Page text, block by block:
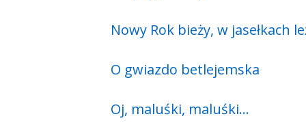
Nowy Rok bieży, w jasełkach
O gwiazdo betlejemska
Oj, maluśki, maluśki…